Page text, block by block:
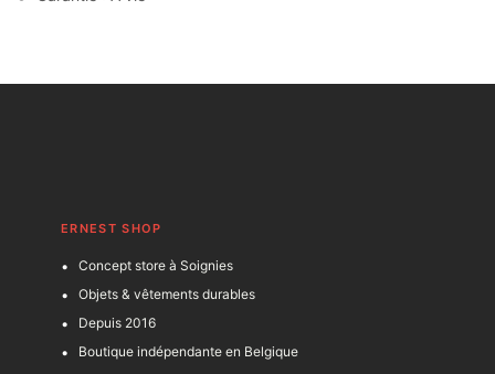
ERNEST SHOP
Concept store à Soignies
Objets & vêtements durables
Depuis 2016
Boutique indépendante en Belgique